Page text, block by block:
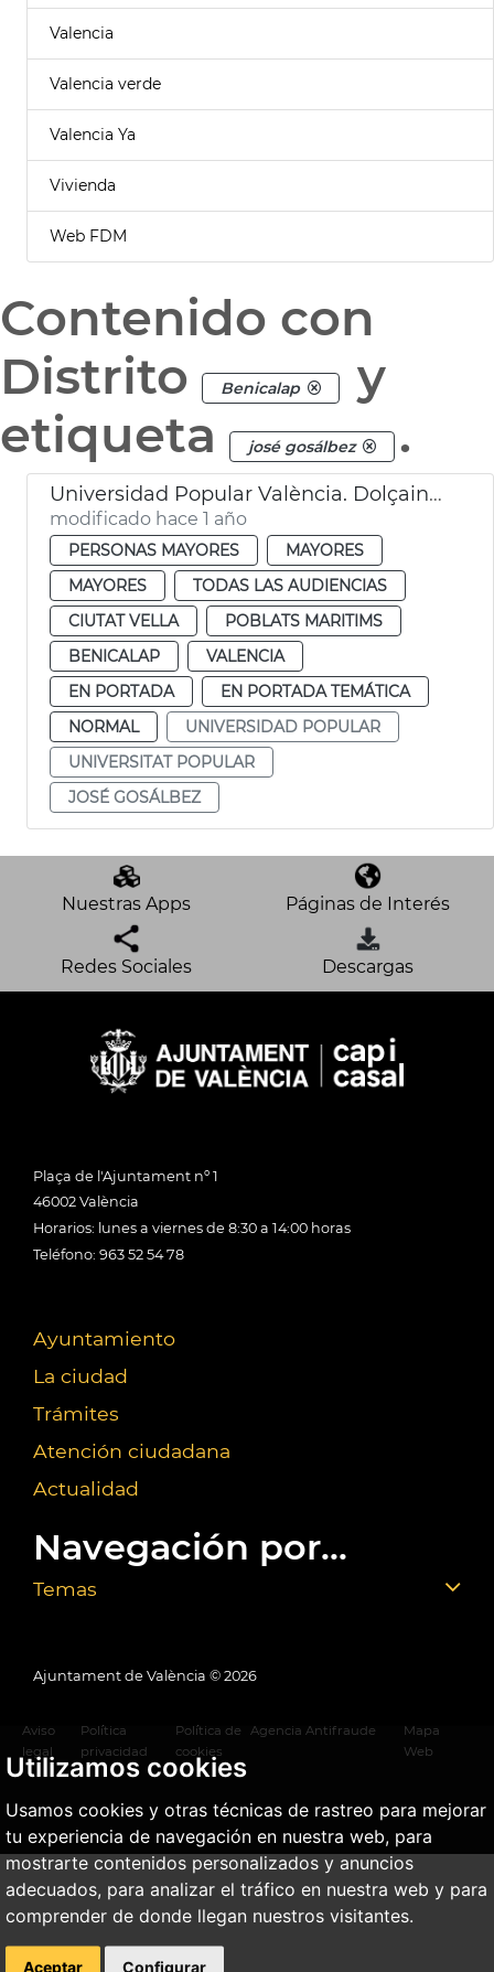
Utilizamos cookies
Usamos cookies y otras técnicas de rastreo para mejorar
tu experiencia de navegación en nuestra web, para
mostrarte contenidos personalizados y anuncios
adecuados, para analizar el tráfico en nuestra web y para
comprender de donde llegan nuestros visitantes.
Aceptar Configurar
Valencia
Valencia verde
Valencia Ya
Vivienda
Web FDM
Contenido con
Distrito
Benicalap
y
etiqueta
josé gosálbez .
Universidad Popular València. Dolçaina i tabalet
modificado hace 1 año
PERSONAS MAYORES
MAYORES
MAYORES
TODAS LAS AUDIENCIAS
CIUTAT VELLA
POBLATS MARITIMS
BENICALAP
VALENCIA
EN PORTADA
EN PORTADA TEMÁTICA
NORMAL
UNIVERSIDAD POPULAR
UNIVERSITAT POPULAR
JOSÉ GOSÁLBEZ
Nuestras Apps Páginas de Interés
Redes Sociales Descargas
Plaça de l'Ajuntament nº 1
46002 València
Horarios: lunes a viernes de 8:30 a 14:00 horas
Teléfono: 963 52 54 78
Ayuntamiento
La ciudad
Trámites
Atención ciudadana
Actualidad
Navegación por...
Temas
Ajuntament de València © 2026
Aviso
legal
Política
privacidad
Política de
cookies
Agencia Antifraude
Mapa
Web